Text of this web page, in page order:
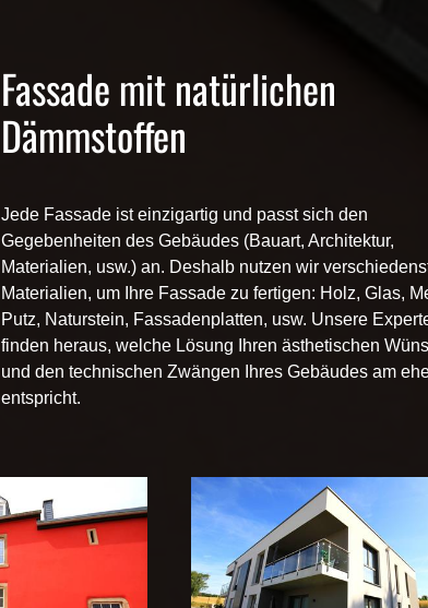
Fassade mit natürlichen
Dämmstoffen
Jede Fassade ist einzigartig und passt sich den
Gegebenheiten des Gebäudes (Bauart, Architektur,
Materialien, usw.) an. Deshalb nutzen wir
Materialien, um Ihre Fassade zu fertigen: Holz, Glas,
Putz, Naturstein, Fassadenplatten, usw. Unsere
finden heraus, welche Lösung Ihren ästhetischen
und den technischen Zwängen Ihres Gebäudes am
entspricht.